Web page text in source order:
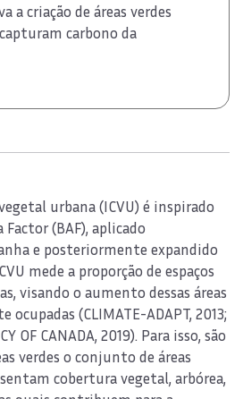
a criação de áreas verdes
carbono da
urbana (ICVU) é inspirado
(BAF), aplicado
e posteriormente expandido
mede a proporção de espaços
visando o aumento dessas áreas
ocupadas (CLIMATE-ADAPT, 2013;
OF CANADA, 2019). Para isso, são
verdes o conjunto de áreas
cobertura vegetal, arbórea,